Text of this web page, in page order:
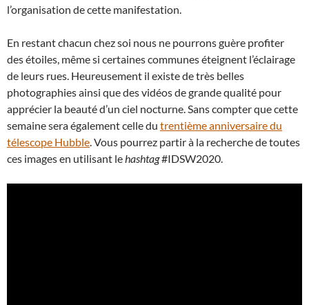
l’organisation de cette manifestation.
En restant chacun chez soi nous ne pourrons guère profiter
des étoiles, même si certaines communes éteignent l’éclairage
de leurs rues. Heureusement il existe de très belles
photographies ainsi que des vidéos de grande qualité pour
apprécier la beauté d’un ciel nocturne. Sans compter que cette
semaine sera également celle du trentième anniversaire du
télescope Hubble. Vous pourrez partir à la recherche de toutes
ces images en utilisant lehashtag#IDSW2020.